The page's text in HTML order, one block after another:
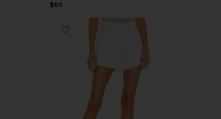
$60
Favorite Parker Long Short